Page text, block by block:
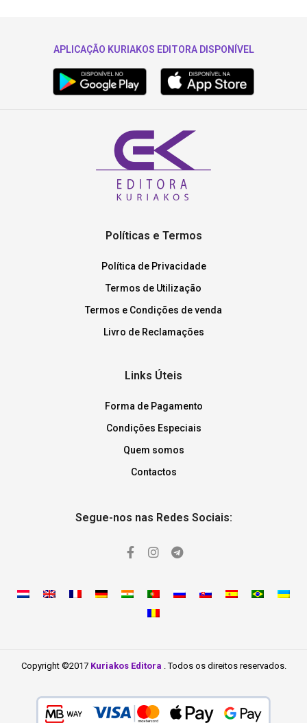
APLICAÇÃO KURIAKOS EDITORA DISPONÍVEL
Políticas e Termos
Política de Privacidade
Termos de Utilização
Termos e Condições de venda
Livro de Reclamações
Links Úteis
Forma de Pagamento
Condições Especiais
Quem somos
Contactos
Segue-nos nas Redes Sociais:
Copyright ©2017 Kuriakos Editora . Todos os direitos reservados.